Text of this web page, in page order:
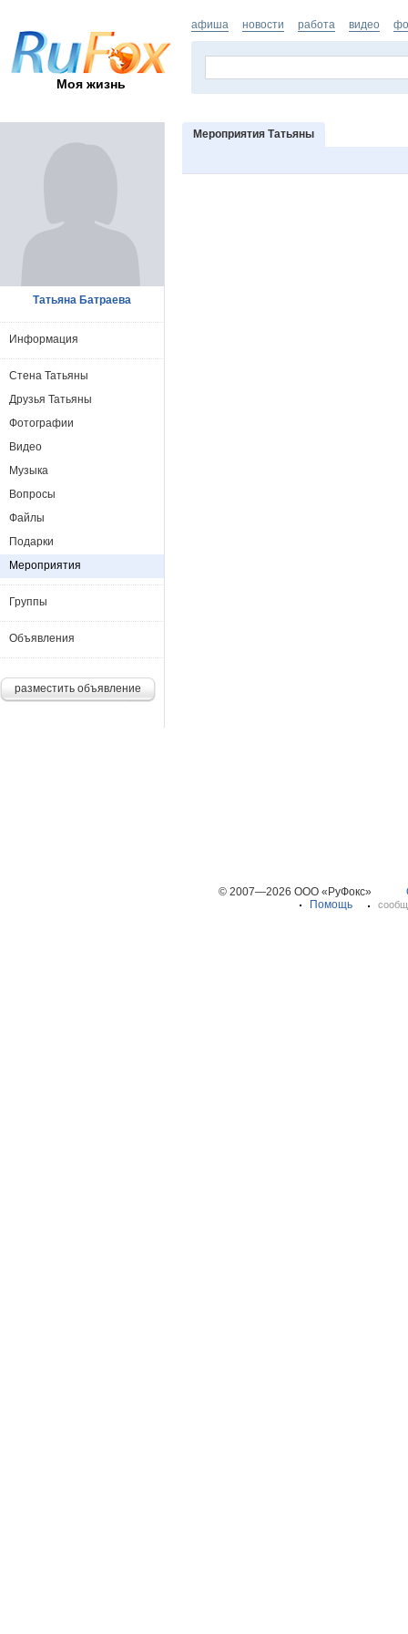
Моя жизнь
афиша новости работа видео
Мероприятия Татьяны
Татьяна Батраева
Информация
Стена Татьяны
Друзья Татьяны
Фотографии
Видео
Музыка
Вопросы
Файлы
Подарки
Мероприятия
Группы
Объявления
разместить объявление
© 2007—2026 ООО «РуФокс»
Помощь